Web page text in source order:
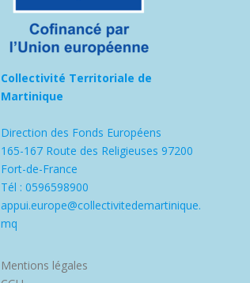
Collectivité Territoriale de
Martinique
Direction des Fonds Européens
165-167 Route des Religieuses 97200
Fort-de-France
Tél : 0596598900
appui.europe@collectivitedemartinique.
mq
Mentions légales